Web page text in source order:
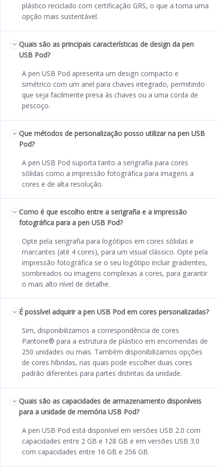
plástico reciclado com certificação GRS, o que a torna uma
opção mais sustentável.
Quais são as principais características de design da pen
USB Pod?
A pen USB Pod apresenta um design compacto e
simétrico com um anel para chaves integrado, permitindo
que seja facilmente presa às chaves ou a uma corda de
pescoço.
Que métodos de personalização posso utilizar na pen USB
Pod?
A pen USB Pod suporta tanto a serigrafia para cores
sólidas como a impressão fotográfica para imagens a
cores e de alta resolução.
Como é que escolho entre a serigrafia e a impressão
fotográfica para a pen USB Pod?
Opte pela serigrafia para logótipos em cores sólidas e
marcantes (até 4 cores), para um visual clássico. Opte pela
impressão fotográfica se o seu logótipo incluir gradientes,
sombreados ou imagens complexas a cores, para garantir
o mais alto nível de detalhe.
É possível adquirir a pen USB Pod em cores personalizadas?
Sim, disponibilizamos a correspondência de cores
Pantone® para a estrutura de plástico em encomendas de
250 unidades ou mais. Também disponibilizamos opções
de cores híbridas, nas quais pode escolher duas cores
padrão diferentes para partes distintas da unidade.
Quais são as capacidades de armazenamento disponíveis
para a unidade de memória USB Pod?
A pen USB Pod está disponível em versões USB 2.0 com
capacidades entre 2 GB e 128 GB e em versões USB 3.0
com capacidades entre 16 GB e 256 GB.